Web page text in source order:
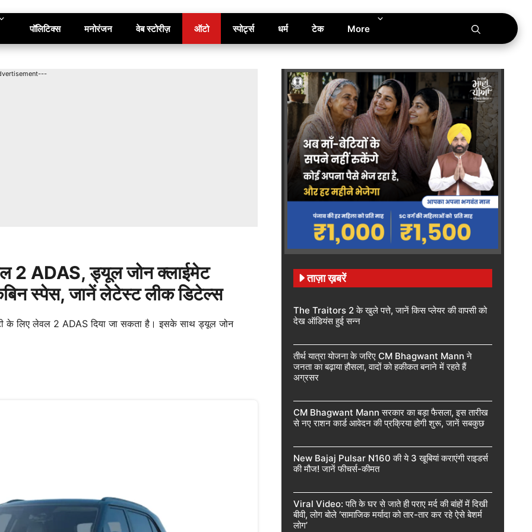
पॉलिटिक्स मनोरंजन वेब स्टोरीज़ ऑटो स्पोर्ट्स धर्म टेक More
ADAS, ड्यूल जोन क्लाईमेट
स्पेस, जानें लेटेस्ट लीक डिटेल्स
के लिए लेवल 2 ADAS दिया जा सकता है। इसके साथ ड्यूल जोन
ताज़ा ख़बरें
The Traitors 2 के खुले पत्ते, जानें किस प्लेयर की वापसी को
देख ऑडियंस हुई सन्न
तीर्थ यात्रा योजना के जरिए CM Bhagwant Mann ने
जनता का बढ़ाया हौसला, वादों को हकीकत बनाने में रहते हैं
अग्रसर
CM Bhagwant Mann सरकार का बड़ा फैसला, इस तारीख
से नए राशन कार्ड आवेदन की प्रक्रिया होगी शुरू, जानें सबकुछ
New Bajaj Pulsar N160 की ये 3 खूबियां कराएंगी राइडर्स
की मौज! जानें फीचर्स-कीमत
Viral Video: पति के घर से जाते ही पराए मर्द की बांहों में दिखी
बीवी, लोग बोले ‘सामाजिक मर्यादा को तार-तार कर रहे ऐसे बेशर्म
लोग’